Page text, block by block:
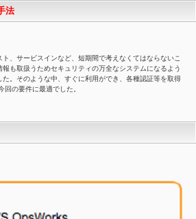
法
、サービスインなど、短期間で考えなくてはならないこ
も取扱うためセキュリティの万全なシステムになるよう
。そのような中、すぐに利用ができ、各種認証等を取得
回の要件に最適でした。